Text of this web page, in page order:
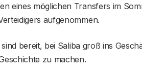
eines möglichen Transfers im
aufgenommen.
bereit, bei Saliba groß ins
zu machen.